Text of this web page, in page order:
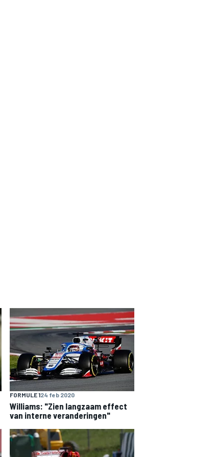
FORMULE 124 feb 2020
Williams: "Zien langzaam effect
van interne veranderingen"